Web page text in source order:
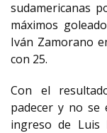
sudamericanas
máximos
Iván Zamorano
con 25.
Con el
padecer y no
ingreso de Luis